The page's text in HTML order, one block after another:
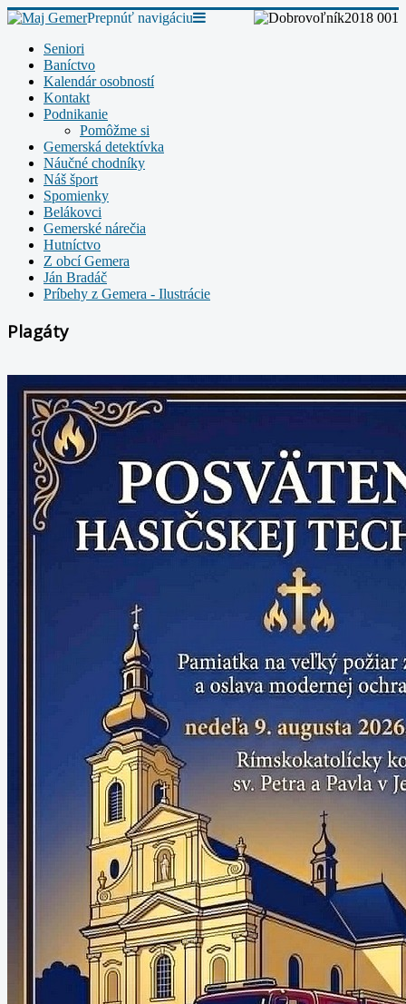
Prepnúť navigáciu
Seniori
Baníctvo
Kalendár osobností
Kontakt
Podnikanie
Pomôžme si
Gemerská detektívka
Náučné chodníky
Náš šport
Spomienky
Belákovci
Gemerské nárečia
Hutníctvo
Z obcí Gemera
Ján Bradáč
Príbehy z Gemera - Ilustrácie
Plagáty